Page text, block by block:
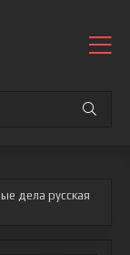
дела русская